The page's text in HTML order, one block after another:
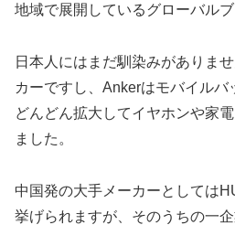
地域で展開しているグローバルブ
日本人にはまだ馴染みがありま
カーですし、Ankerはモバイルバ
どんどん拡大してイヤホンや家
ました。
中国発の大手メーカーとしては
挙げられますが、そのうちの一企